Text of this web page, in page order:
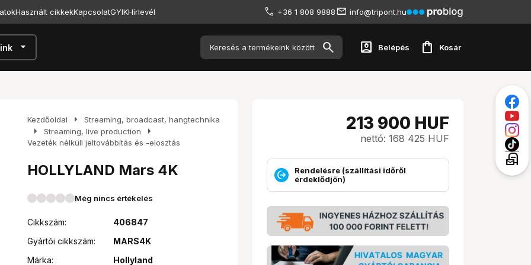
Használt cikkekKapcsolatGYIKHírlevél +36 1 808 9888 info@tripont.hu
arrow_drop_down account_box Belépés shopping_bag Kosár
Kezdőoldal arrow_right Streaming, broadcast, hangtechnika
arrow_right Streaming, live production arrow_right
Vezeték nélküli jeltovábbítás és -elosztás
HOLLYLAND Mars 4K
Még nincs értékelés
Cikkszám:
406847
Gyártói cikkszám:
MARS4K
Márka:
Hollyland
213 900 HUF
nettó: 168 425 HUF
Rendelésre (szállítási időről
érdeklődjön)
local_post_office